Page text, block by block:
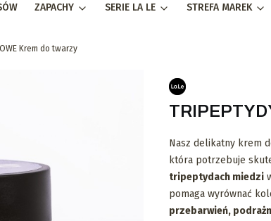
ZAPACHY SERIE LA LE STREFA MAREK
Krem do twarzy
Nasz delikatny krem
która potrzebuje
tripeptydach miedzi
pomaga wyrównać
przebarwień,